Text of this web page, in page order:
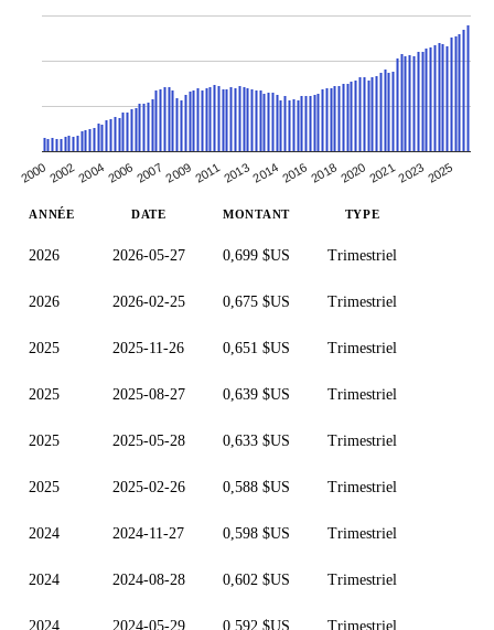
200020022004200620072009201120132014201620182020202120232025
ANNÉE DATE MONTANT TYPE
2026 2026-05-27 0,699 $US Trimestriel
2026 2026-02-25 0,675 $US Trimestriel
2025 2025-11-26 0,651 $US Trimestriel
2025 2025-08-27 0,639 $US Trimestriel
2025 2025-05-28 0,633 $US Trimestriel
2025 2025-02-26 0,588 $US Trimestriel
2024 2024-11-27 0,598 $US Trimestriel
2024 2024-08-28 0,602 $US Trimestriel
2024 2024-05-29 0,592 $US Trimestriel